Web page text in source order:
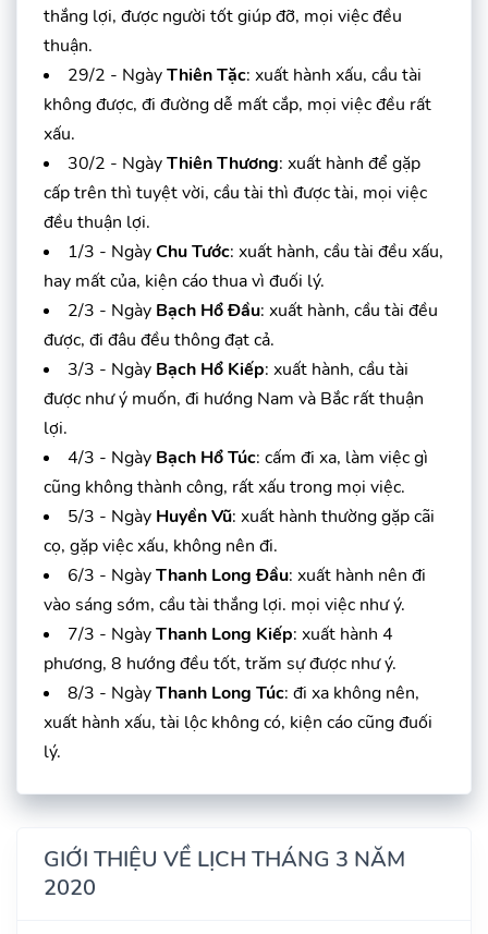
thắng lợi, được người tốt giúp đỡ, mọi việc đều
thuận.
29/2 - NgàyThiên Tặc: xuất hành xấu, cầu tài
không được, đi đường dễ mất cắp, mọi việc đều rất
xấu.
30/2 - NgàyThiên Thương: xuất hành để gặp
cấp trên thì tuyệt vời, cầu tài thì được tài, mọi việc
đều thuận lợi.
1/3 - NgàyChu Tước: xuất hành, cầu tài đều xấu,
hay mất của, kiện cáo thua vì đuối lý.
2/3 - Ngày Bạch Hổ Đầu: xuất hành, cầu tài đều
được, đi đâu đều thông đạt cả.
3/3 - Ngày Bạch Hổ Kiếp: xuất hành, cầu tài
được như ý muốn, đi hướng Nam và Bắc rất thuận
lợi.
4/3 - Ngày Bạch Hổ Túc: cấm đi xa, làm việc gì
cũng không thành công, rất xấu trong mọi việc.
5/3 - Ngày Huyền Vũ: xuất hành thường gặp cãi
cọ, gặp việc xấu, không nên đi.
6/3 - NgàyThanh Long Đầu: xuất hành nên đi
vào sáng sớm, cầu tài thắng lợi. mọi việc như ý.
7/3 - NgàyThanh Long Kiếp: xuất hành 4
phương, 8 hướng đều tốt, trăm sự được như ý.
8/3 - NgàyThanh Long Túc: đi xa không nên,
xuất hành xấu, tài lộc không có, kiện cáo cũng đuối
lý.
GIỚI THIỆU VỀ LỊCH THÁNG 3 NĂM
2020